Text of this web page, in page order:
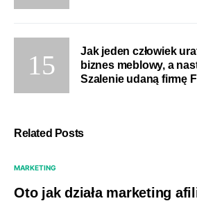
Jak jeden człowiek
biznes meblowy, a
Szalenie udaną firmę
Related Posts
MARKETING
Oto jak działa marketing